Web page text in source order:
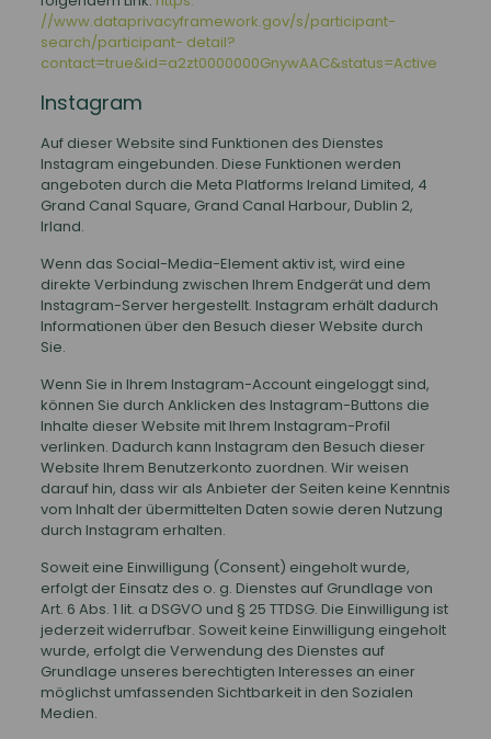
//www.dataprivacyframework.gov/s/participant-
search/participant- detail?
contact=true&id=a2zt0000000GnywAAC&status=Active
Instagram
Auf dieser Website sind Funktionen des Dienstes
Instagram eingebunden. Diese Funktionen werden
angeboten durch die Meta Platforms Ireland Limited, 4
Grand Canal Square, Grand Canal Harbour, Dublin 2,
Irland.
Wenn das Social-Media-Element aktiv ist, wird eine
direkte Verbindung zwischen Ihrem Endgerät und dem
Instagram-Server hergestellt. Instagram erhält dadurch
Informationen über den Besuch dieser Website durch
Sie.
Wenn Sie in Ihrem Instagram-Account eingeloggt sind,
können Sie durch Anklicken des Instagram-Buttons die
Inhalte dieser Website mit Ihrem Instagram-Profil
verlinken. Dadurch kann Instagram den Besuch dieser
Website Ihrem Benutzerkonto zuordnen. Wir weisen
darauf hin, dass wir als Anbieter der Seiten keine Kenntnis
vom Inhalt der übermittelten Daten sowie deren Nutzung
durch Instagram erhalten.
Soweit eine Einwilligung (Consent) eingeholt wurde,
erfolgt der Einsatz des o. g. Dienstes auf Grundlage von
Art. 6 Abs. 1 lit. a DSGVO und § 25 TTDSG. Die Einwilligung ist
jederzeit widerrufbar. Soweit keine Einwilligung eingeholt
wurde, erfolgt die Verwendung des Dienstes auf
Grundlage unseres berechtigten Interesses an einer
möglichst umfassenden Sichtbarkeit in den Sozialen
Medien.